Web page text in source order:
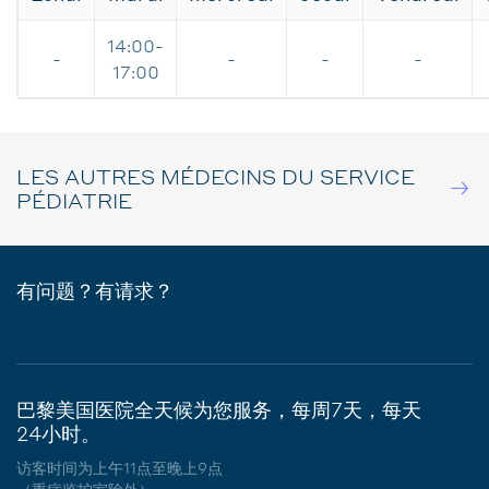
-
14:00-
17:00
- - -
LES AUTRES MÉDECINS DU SERVICE
PÉDIATRIE
有问题？有请求？
巴黎美国医院全天候为您服务，每周7天，每天
24小时。
访客时间为上午11点至晚上9点